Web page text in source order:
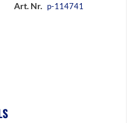
Art. Nr. p-114741